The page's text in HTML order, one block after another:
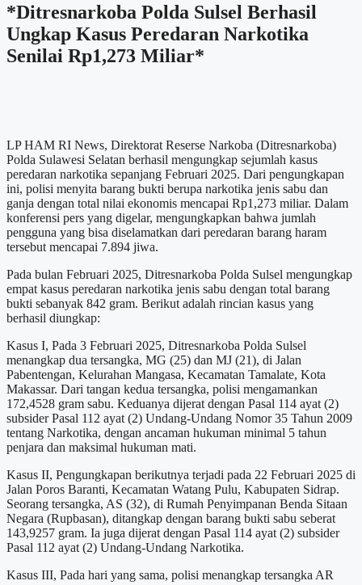
*Ditresnarkoba Polda Sulsel Berhasil
Ungkap Kasus Peredaran Narkotika
Senilai Rp1,273 Miliar*
LP HAM RI News, Direktorat Reserse Narkoba (Ditresnarkoba)
Polda Sulawesi Selatan berhasil mengungkap sejumlah kasus
peredaran narkotika sepanjang Februari 2025. Dari pengungkapan
ini, polisi menyita barang bukti berupa narkotika jenis sabu dan
ganja dengan total nilai ekonomis mencapai Rp1,273 miliar. Dalam
konferensi pers yang digelar, mengungkapkan bahwa jumlah
pengguna yang bisa diselamatkan dari peredaran barang haram
tersebut mencapai 7.894 jiwa.
Pada bulan Februari 2025, Ditresnarkoba Polda Sulsel mengungkap
empat kasus peredaran narkotika jenis sabu dengan total barang
bukti sebanyak 842 gram. Berikut adalah rincian kasus yang
berhasil diungkap:
Kasus I, Pada 3 Februari 2025, Ditresnarkoba Polda Sulsel
menangkap dua tersangka, MG (25) dan MJ (21), di Jalan
Pabentengan, Kelurahan Mangasa, Kecamatan Tamalate, Kota
Makassar. Dari tangan kedua tersangka, polisi mengamankan
172,4528 gram sabu. Keduanya dijerat dengan Pasal 114 ayat (2)
subsider Pasal 112 ayat (2) Undang-Undang Nomor 35 Tahun 2009
tentang Narkotika, dengan ancaman hukuman minimal 5 tahun
penjara dan maksimal hukuman mati.
Kasus II, Pengungkapan berikutnya terjadi pada 22 Februari 2025 di
Jalan Poros Baranti, Kecamatan Watang Pulu, Kabupaten Sidrap.
Seorang tersangka, AS (32), di Rumah Penyimpanan Benda Sitaan
Negara (Rupbasan), ditangkap dengan barang bukti sabu seberat
143,9257 gram. Ia juga dijerat dengan Pasal 114 ayat (2) subsider
Pasal 112 ayat (2) Undang-Undang Narkotika.
Kasus III, Pada hari yang sama, polisi menangkap tersangka AR